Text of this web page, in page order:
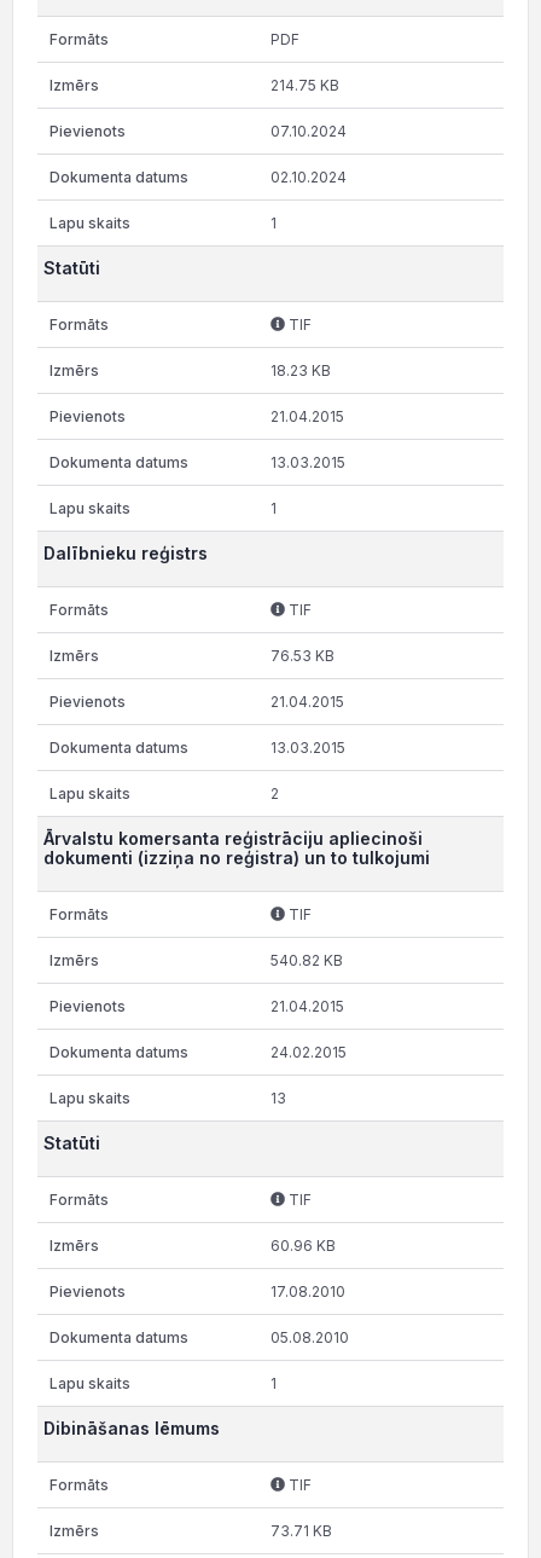
PDF
214.75 KB
07.10.2024
02.10.2024
1
Statūti
TIF
18.23 KB
21.04.2015
13.03.2015
1
Dalībnieku reģistrs
TIF
76.53 KB
21.04.2015
13.03.2015
2
Ārvalstu komersanta reģistrāciju apliecinoši
dokumenti (izziņa no reģistra) un to tulkojumi
TIF
540.82 KB
21.04.2015
24.02.2015
13
Statūti
TIF
60.96 KB
17.08.2010
05.08.2010
1
Dibināšanas lēmums
TIF
73.71 KB